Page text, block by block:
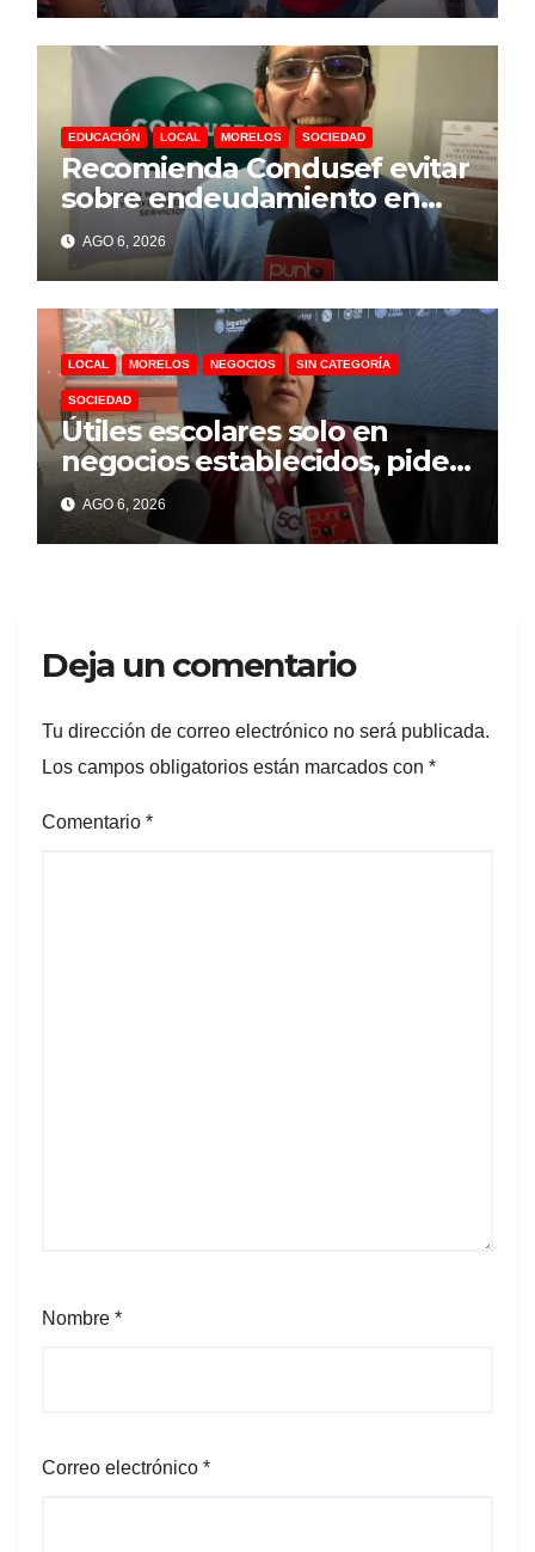
EDUCACIÓN LOCAL MORELOS SOCIEDAD
Recomienda Condusef evitar
sobre endeudamiento en
este regreso a clases
AGO 6, 2026
LOCAL MORELOS NEGOCIOS SIN CATEGORÍA
SOCIEDAD
Útiles escolares solo en
negocios establecidos, pide
la Profeco a padres de
familia
AGO 6, 2026
Deja un comentario
Tu dirección de correo electrónico no será publicada.
Los campos obligatorios están marcados con *
Comentario *
Nombre *
Correo electrónico *